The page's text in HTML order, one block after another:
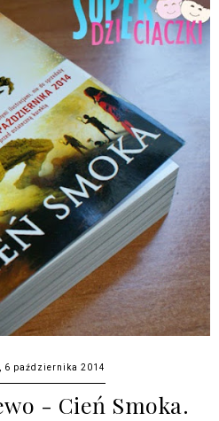
6 października 2014
- Cień Smoka.